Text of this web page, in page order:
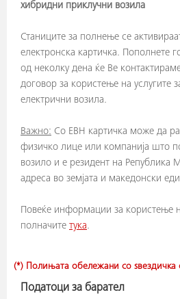
хибридни приклучни возила
Станиците за полнење се
електронска картичка. Пополнете
од неколку дена ќе Ве
договор за користење на услугите
електрични возила.
Важно: Со ЕВН картичка може да
физичко лице или компанија што
возило и е резидент на Република
адреса во земјата и македонски
Повеќе информации за користење
полначите тука.
(*) Полињата обележани со ѕвездичка
Податоци за барател